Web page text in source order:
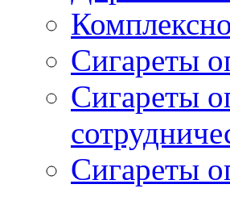
Сигареты
Сигареты
Сигареты